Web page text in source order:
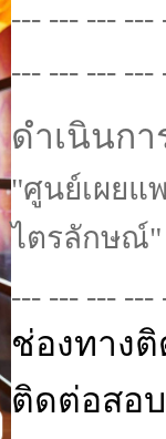
--- --- --- ---
--- --- --- ---
ดำเนินก
"ศูนย์เผยแ
ไตรลักษณ์"
--- --- --- ---
ช่องทาง
ติดต่อสอ